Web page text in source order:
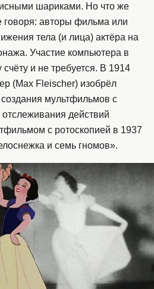
шариками. Но что же
говоря: авторы фильма или
тела (и лица) актёра на
Участие компьютера в
и не требуется. В 1914
(Max Fleischer) изобрёл
мультфильмов с
действий
с ротоскопией в 1937
и семь гномов».